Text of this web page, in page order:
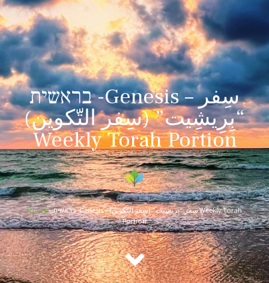
בראשית -Genesis – سِفر
“بِرِيشِيت” (سِفر التّكوين)
Weekly Torah Portion
Home»בראשית -Genesis – سِفر “بِرِيشِيت” (سِفر التّكوين) Weekly Torah
Portion